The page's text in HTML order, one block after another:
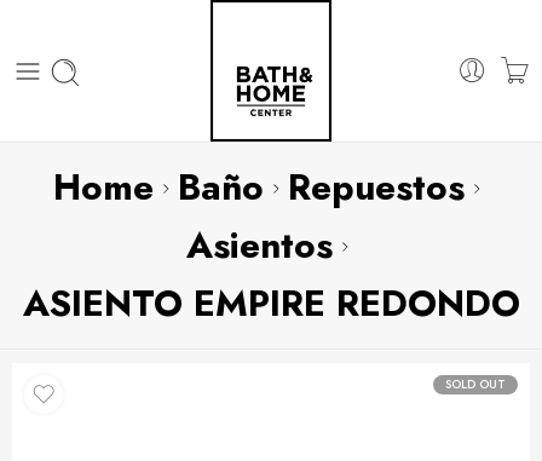
Home Baño Repuestos
Asientos
ASIENTO EMPIRE REDONDO
SOLD OUT